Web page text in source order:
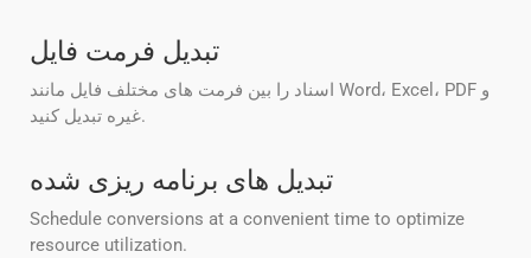
تبدیل فرمت فایل
اسناد را بین فرمت های مختلف فایل مانند Word، Excel، PDF و
غیره تبدیل کنید.
تبدیل های برنامه ریزی شده
Schedule conversions at a convenient time to optimize
resource utilization.